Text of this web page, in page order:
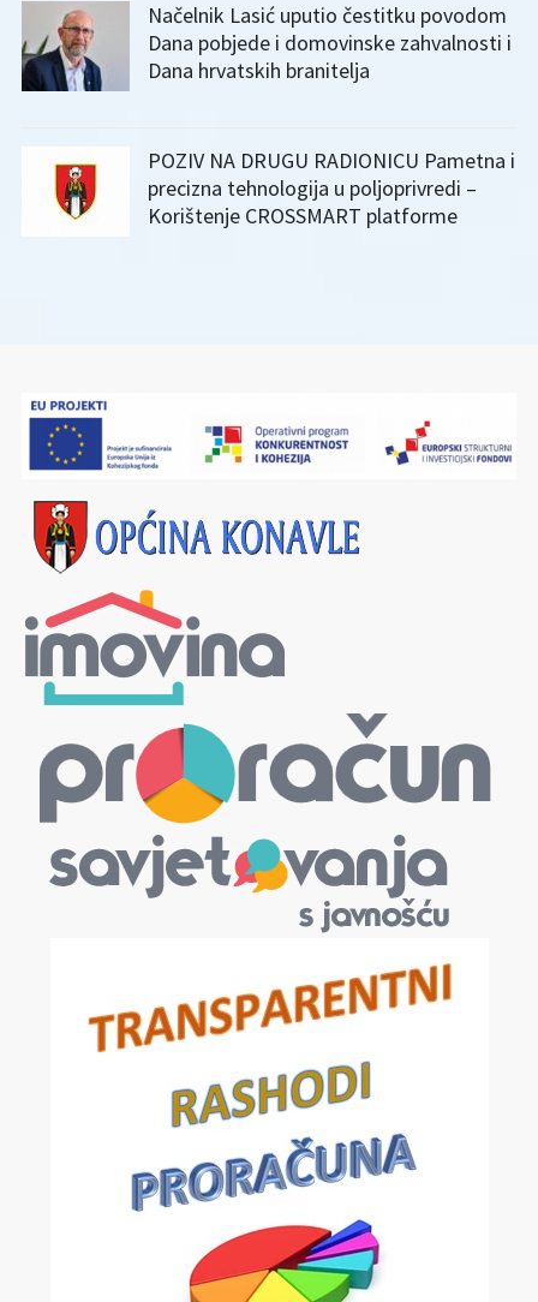
Načelnik Lasić uputio čestitku povodom
Dana pobjede i domovinske zahvalnosti i
Dana hrvatskih branitelja
POZIV NA DRUGU RADIONICU Pametna i
precizna tehnologija u poljoprivredi –
Korištenje CROSSMART platforme